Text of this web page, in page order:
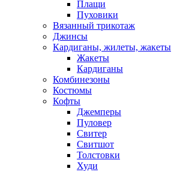
Плащи
Пуховики
Вязанный трикотаж
Джинсы
Кардиганы, жилеты, жакеты
Жакеты
Кардиганы
Комбинезоны
Костюмы
Кофты
Джемперы
Пуловер
Свитер
Свитшот
Толстовки
Худи